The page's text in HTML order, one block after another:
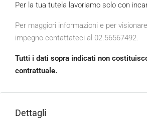
Per la tua tutela lavoriamo solo con
Per maggiori informazioni e per
impegno contattateci al 02.56567492.
Tutti i dati sopra indicati non
contrattuale.
Dettagli